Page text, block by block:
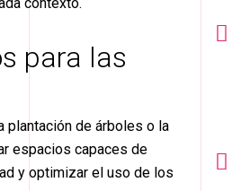
para las
plantación de árboles o la
espacios capaces de
y optimizar el uso de los